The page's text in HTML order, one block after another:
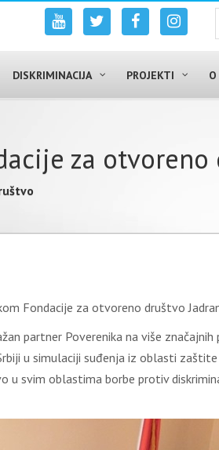
DISKRIMINACIJA PROJEKTI
za otvoreno
Fondacije za otvoreno društvo
partner Poverenika na više
u simulaciji suđenja iz oblasti zaštite
svim oblastima borbe protiv